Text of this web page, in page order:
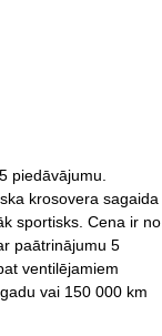
piedāvājumu.
krosovera sagaida
sportisks. Cena ir no
paātrinājumu 5
ventilējamiem
vai 150 000 km